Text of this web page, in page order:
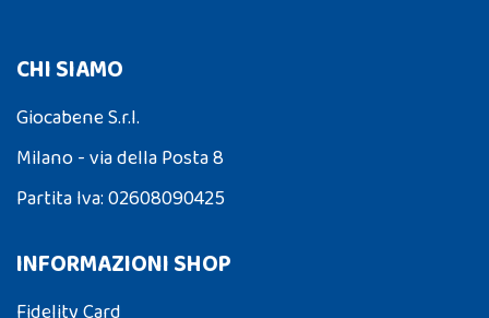
CHI SIAMO
Giocabene S.r.l.
Milano - via della Posta 8
Partita Iva: 02608090425
INFORMAZIONI SHOP